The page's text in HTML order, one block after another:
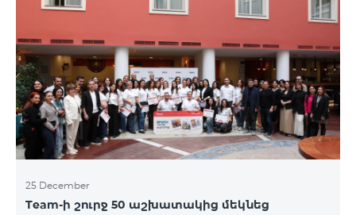
25 December
Team-ի շուրջ 50 աշխատակից մեկնեց